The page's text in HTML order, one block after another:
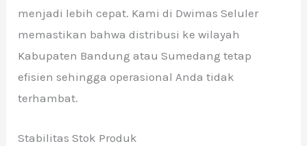
menjadi lebih cepat. Kami di Dwimas Seluler
memastikan bahwa distribusi ke wilayah
Kabupaten Bandung atau Sumedang tetap
efisien sehingga operasional Anda tidak
terhambat.
Stabilitas Stok Produk